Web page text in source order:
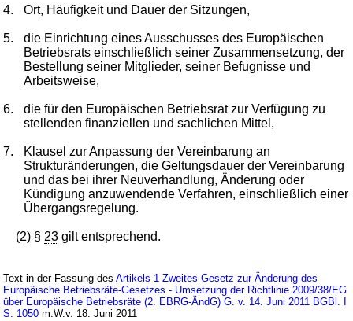
4. Ort, Häufigkeit und Dauer der Sitzungen,
5.
die Einrichtung eines Ausschusses des Europäischen
Betriebsrats einschließlich seiner Zusammensetzung, der
Bestellung seiner Mitglieder, seiner Befugnisse und
Arbeitsweise,
6.
die für den Europäischen Betriebsrat zur Verfügung zu
stellenden finanziellen und sachlichen Mittel,
7.
Klausel zur Anpassung der Vereinbarung an
Strukturänderungen, die Geltungsdauer der Vereinbarung
und das bei ihrer Neuverhandlung, Änderung oder
Kündigung anzuwendende Verfahren, einschließlich einer
Übergangsregelung.
(2) § 23 gilt entsprechend.
Text in der Fassung desArtikels 1 Zweites Gesetz zur Änderung des
Europäische Betriebsräte-Gesetzes - Umsetzung der Richtlinie 2009/38/EG
über Europäische Betriebsräte (2. EBRG-ÄndG) G. v. 14. Juni 2011 BGBl. I
S. 1050 m.W.v. 18. Juni 2011